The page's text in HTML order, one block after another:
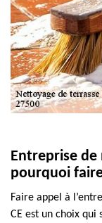
Entreprise de
pourquoi
Faire appel à
CE est un choix qui